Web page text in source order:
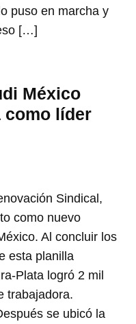
puso en marcha y
[…]
México
como líder
Sindical,
como nuevo
Al concluir los
esta planilla
Plata logró 2 mil
trabajadora.
se ubicó la